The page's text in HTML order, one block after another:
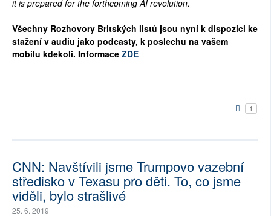
it is prepared for the forthcoming AI revolution.
Všechny Rozhovory Britských listů jsou nyní k dispozici ke
stažení v audiu jako podcasty, k poslechu na vašem
mobilu kdekoli. Informace ZDE
1
CNN: Navštívili jsme Trumpovo vazební
středisko v Texasu pro děti. To, co jsme
viděli, bylo strašlivé
25. 6. 2019